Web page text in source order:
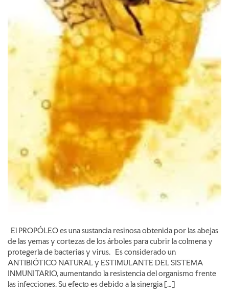
El PROPÓLEO es una sustancia resinosa obtenida por las abejas
de las yemas y cortezas de los árboles para cubrir la colmena y
protegerla de bacterias y virus. Es considerado un
ANTIBIÓTICO NATURAL y ESTIMULANTE DEL SISTEMA
INMUNITARIO, aumentando la resistencia del organismo frente
las infecciones. Su efecto es debido a la sinergia […]